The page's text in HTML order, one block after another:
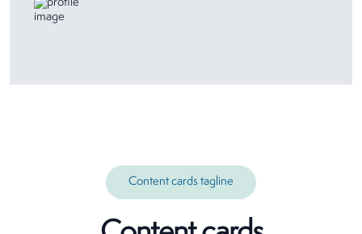
Content cards tagline